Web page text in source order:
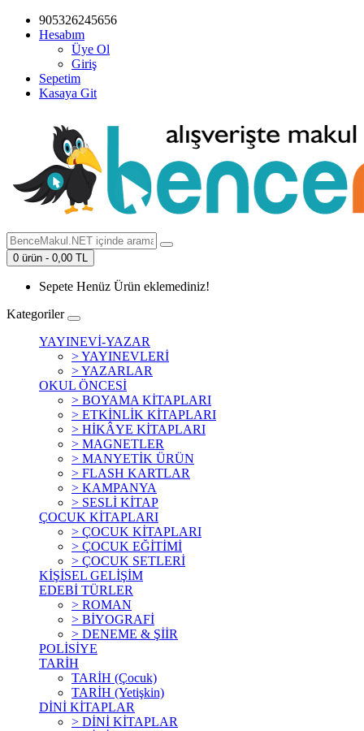
905326245656
Hesabım
Üye Ol
Giriş
Sepetim
Kasaya Git
0 ürün - 0,00 TL
Sepete Henüz Ürün eklemediniz!
Kategoriler
YAYINEVİ-YAZAR
> YAYINEVLERİ
> YAZARLAR
OKUL ÖNCESİ
> BOYAMA KİTAPLARI
> ETKİNLİK KİTAPLARI
> HİKÂYE KİTAPLARI
> MAGNETLER
> MANYETİK ÜRÜN
> FLASH KARTLAR
> KAMPANYA
> SESLİ KİTAP
ÇOCUK KİTAPLARI
> ÇOCUK KİTAPLARI
> ÇOCUK EĞİTİMİ
> ÇOCUK SETLERİ
KİŞİSEL GELİŞİM
EDEBİ TÜRLER
> ROMAN
> BİYOGRAFİ
> DENEME & ŞİİR
POLİSİYE
TARİH
TARİH (Çocuk)
TARİH (Yetişkin)
DİNİ KİTAPLAR
> DİNİ KİTAPLAR